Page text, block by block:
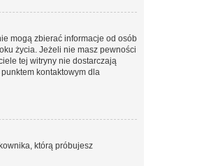
mogą zbierać informacje od osób
życia. Jeżeli nie masz pewności
tej witryny nie dostarczają
kontaktowym dla
którą próbujesz